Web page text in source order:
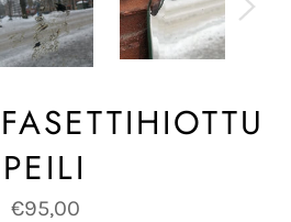
PEILI
Normaalihinta
€95,00